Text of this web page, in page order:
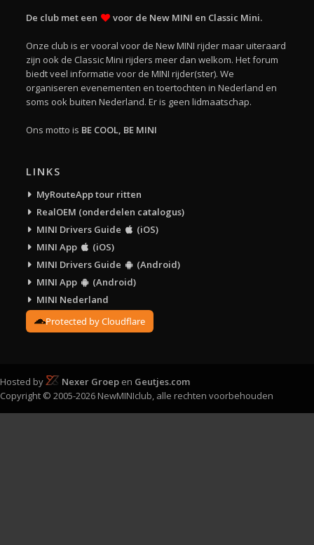
De club met een voor de New MINI en Classic Mini.
Onze club is er vooral voor de New MINI rijder maar uiteraard
zijn ook de Classic Mini rijders meer dan welkom. Het forum
biedt veel informatie voor de MINI rijder(ster). We
organiseren evenementen en toertochten in Nederland en
soms ook buiten Nederland. Er is geen lidmaatschap.
Ons motto is BE COOL, BE MINI
LINKS
MyRouteApp tour ritten
RealOEM (onderdelen catalogus)
MINI Drivers Guide
(iOS)
MINI App
(iOS)
MINI Drivers Guide
(Android)
MINI App
(Android)
MINI Nederland
Protected by Cloudflare
Hosted by Nexer Groep en Geutjes.com
Copyright © 2005-2026 NewMINIclub, alle rechten voorbehouden